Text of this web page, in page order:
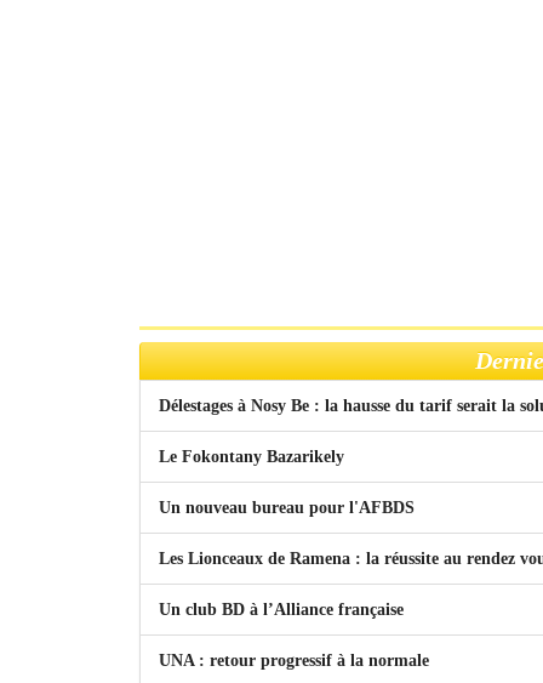
Délestages à Nosy Be : la hausse du tarif serait la
Le Fokontany Bazarikely
Un nouveau bureau pour l'AFBDS
Les Lionceaux de Ramena : la réussite au rendez
Un club BD à l’Alliance française
UNA : retour progressif à la normale